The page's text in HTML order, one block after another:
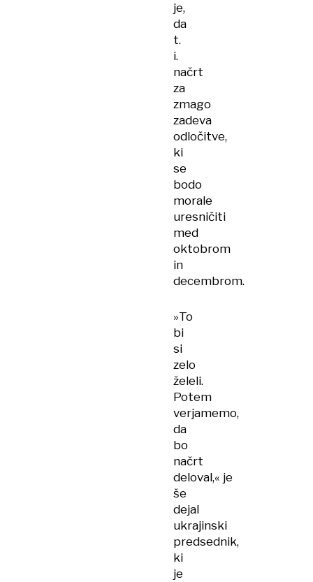
je,
da
t.
i.
načrt
za
zmago
zadeva
odločitve,
ki
se
bodo
morale
uresničiti
med
oktobrom
in
decembrom.
»To
bi
si
zelo
želeli.
Potem
verjamemo,
da
bo
načrt
deloval,« je
še
dejal
ukrajinski
predsednik,
ki
je